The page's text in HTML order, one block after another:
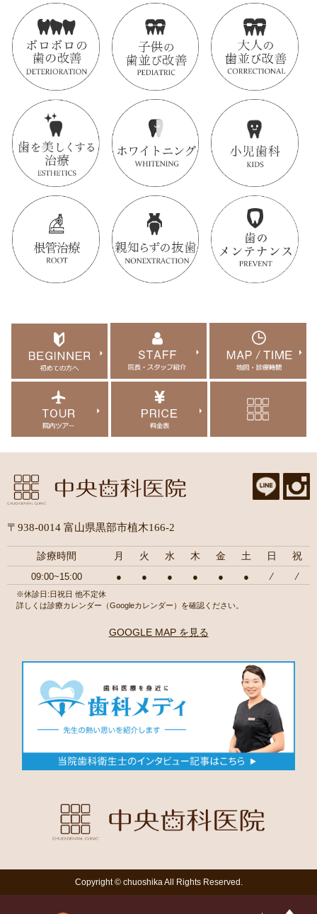
〒938-0014 富山県黒部市植木166-2
診療時間 月 火 水 木 金 土 日 祝
09:00~15:00 ● ● ● ● ● ● ⁄ ⁄
※休診日:日祝日 他不定休
詳しくは診療カレンダー（Googleカレンダー）を確認ください。
GOOGLE MAP を見る
Copyright © chuoshika All Rights Reserved.